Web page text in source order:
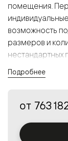
помещения.
возможность
размеров и
нестандартных
а большой
решения в
Подробнее
от 763